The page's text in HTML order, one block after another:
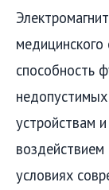
способность
устройствам
условиях